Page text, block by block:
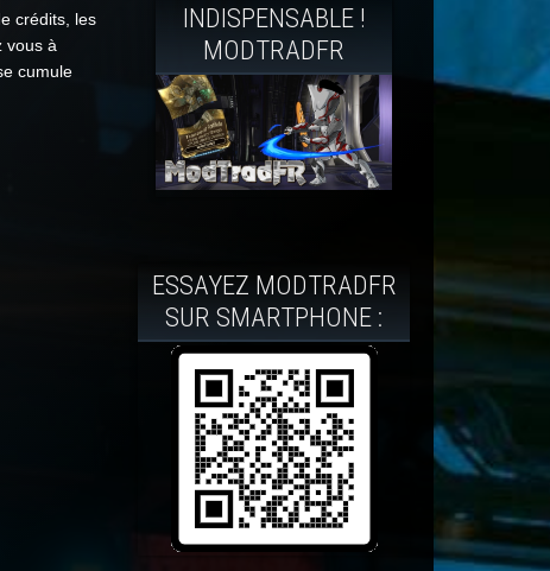
crédits, les
vous à
cumule
INDISPENSABLE !
MODTRADFR
ESSAYEZ MODTRADFR
SUR SMARTPHONE :